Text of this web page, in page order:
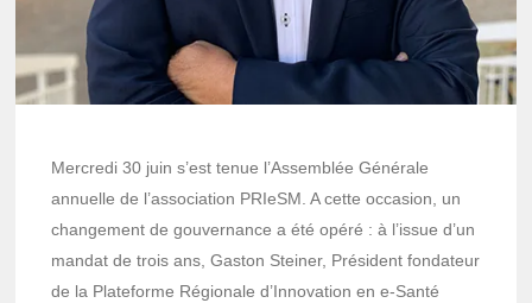
Mercredi 30 juin s’est tenue l’Assemblée Générale
annuelle de l’association PRIeSM. A cette occasion, un
changement de gouvernance a été opéré : à l’issue d’un
mandat de trois ans, Gaston Steiner, Président fondateur
de la Plateforme Régionale d’Innovation en e-Santé